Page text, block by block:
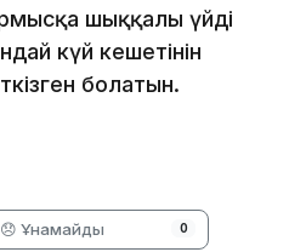
шыққалы үйдің
күй кешетінін
болатын.
😞 Ұнамайды 0